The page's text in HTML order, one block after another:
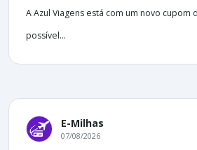
A Azul Viagens está com um novo
possível...
E-Milhas
07/08/2026